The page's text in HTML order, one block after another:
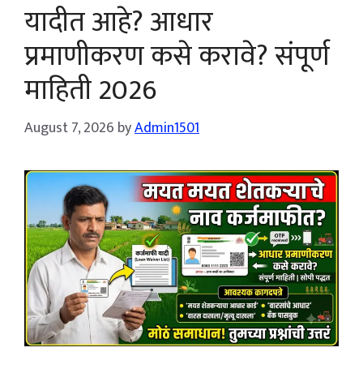
यादीत आहे? आधार
प्रमाणीकरण कसे करावे? संपूर्ण
माहिती 2026
August 7, 2026 byAdmin1501